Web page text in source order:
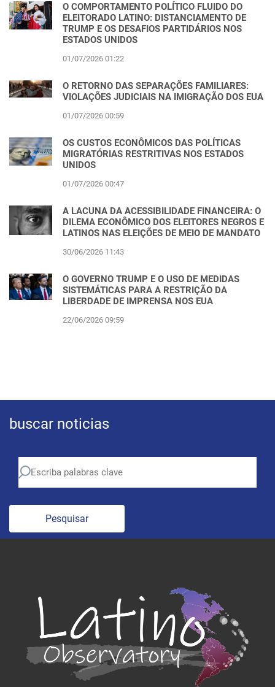
O COMPORTAMENTO POLÍTICO FLUIDO DO
ELEITORADO LATINO: DISTANCIAMENTO DE
TRUMP E OS DESAFIOS PARTIDÁRIOS NOS
ESTADOS UNIDOS
01/07/2026 01:22
O RETORNO DAS SEPARAÇÕES FAMILIARES:
VIOLAÇÕES JUDICIAIS NA IMIGRAÇÃO DOS EUA
01/07/2026 00:59
OS CUSTOS ECONÔMICOS DAS POLÍTICAS
MIGRATÓRIAS RESTRITIVAS NOS ESTADOS
UNIDOS
01/07/2026 00:47
A LACUNA DA ACESSIBILIDADE FINANCEIRA: O
DILEMA ECONÔMICO DOS ELEITORES NEGROS E
LATINOS NAS ELEIÇÕES DE MEIO DE MANDATO
30/06/2026 11:43
O GOVERNO TRUMP E O USO DE MEDIDAS
SISTEMÁTICAS PARA A RESTRIÇÃO DA
LIBERDADE DE IMPRENSA NOS EUA
22/06/2026 09:59
buscar noticias
Pesquisar